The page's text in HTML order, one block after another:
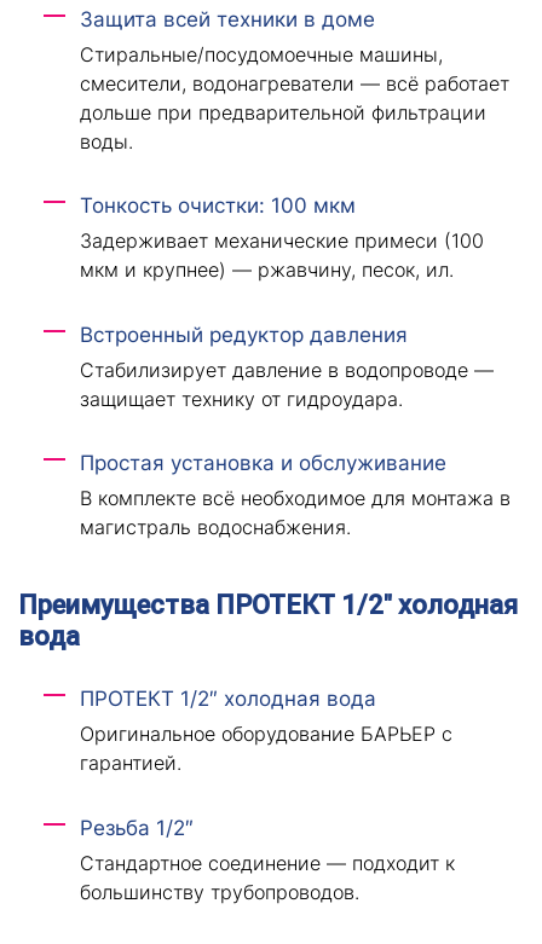
Защита всей техники в доме
Стиральные/посудомоечные машины,
смесители, водонагреватели — всё работает
дольше при предварительной фильтрации
воды.
Тонкость очистки: 100 мкм
Задерживает механические примеси (100
мкм и крупнее) — ржавчину, песок, ил.
Встроенный редуктор давления
Стабилизирует давление в водопроводе —
защищает технику от гидроудара.
Простая установка и обслуживание
В комплекте всё необходимое для монтажа в
магистраль водоснабжения.
Преимущества ПРОТЕКТ 1/2″ холодная
вода
ПРОТЕКТ 1/2″ холодная вода
Оригинальное оборудование БАРЬЕР с
гарантией.
Резьба 1/2″
Стандартное соединение — подходит к
большинству трубопроводов.